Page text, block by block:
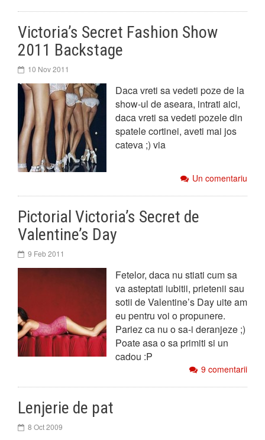
Victoria’s Secret Fashion Show
2011 Backstage
10 Nov 2011
Daca vreti sa vedeti poze de la
show-ul de aseara, intrati aici,
daca vreti sa vedeti pozele din
spatele cortinei, aveti mai jos
cateva ;) via
Un comentariu
Pictorial Victoria’s Secret de
Valentine’s Day
9 Feb 2011
Fetelor, daca nu stiati cum sa
va asteptati iubitii, prietenii sau
sotii de Valentine’s Day uite am
eu pentru voi o propunere.
Pariez ca nu o sa-i deranjeze ;)
Poate asa o sa primiti si un
cadou :P
9 comentarii
Lenjerie de pat
8 Oct 2009